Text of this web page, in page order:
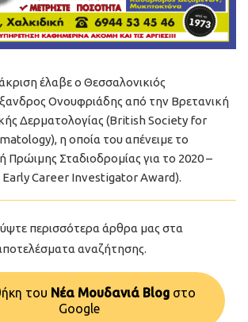
έλαβε ο Θεσσαλονικιός
Ονουφριάδης από την Βρετανική
Δερματολογίας (British Society for
η οποία του απένειμε το
Πρώιμης Σταδιοδρομίας για το 2020 –
Early Career Investigator Award).
περισσότερα άρθρα μας στα
αναζήτησης.
του Νέα Μουδανιά Blog στo
Google